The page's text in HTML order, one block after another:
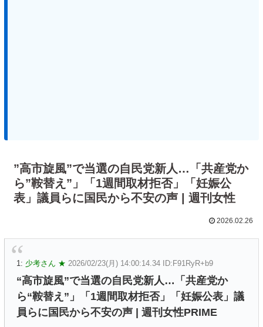
”高市旋風”で当選の自民党新人…「共産党か
ら”鞍替え”」「1週間取材拒否」「妊娠公
表」議員らに国民から不安の声 | 週刊女性
2026.02.26
1: 少考さん ★ 2026/02/23(月) 14:00:14.34 ID:F91RyR+b9
“高市旋風”で当選の自民党新人…「共産党か
ら“鞍替え”」「1週間取材拒否」「妊娠公表」議
員らに国民から不安の声 | 週刊女性PRIME